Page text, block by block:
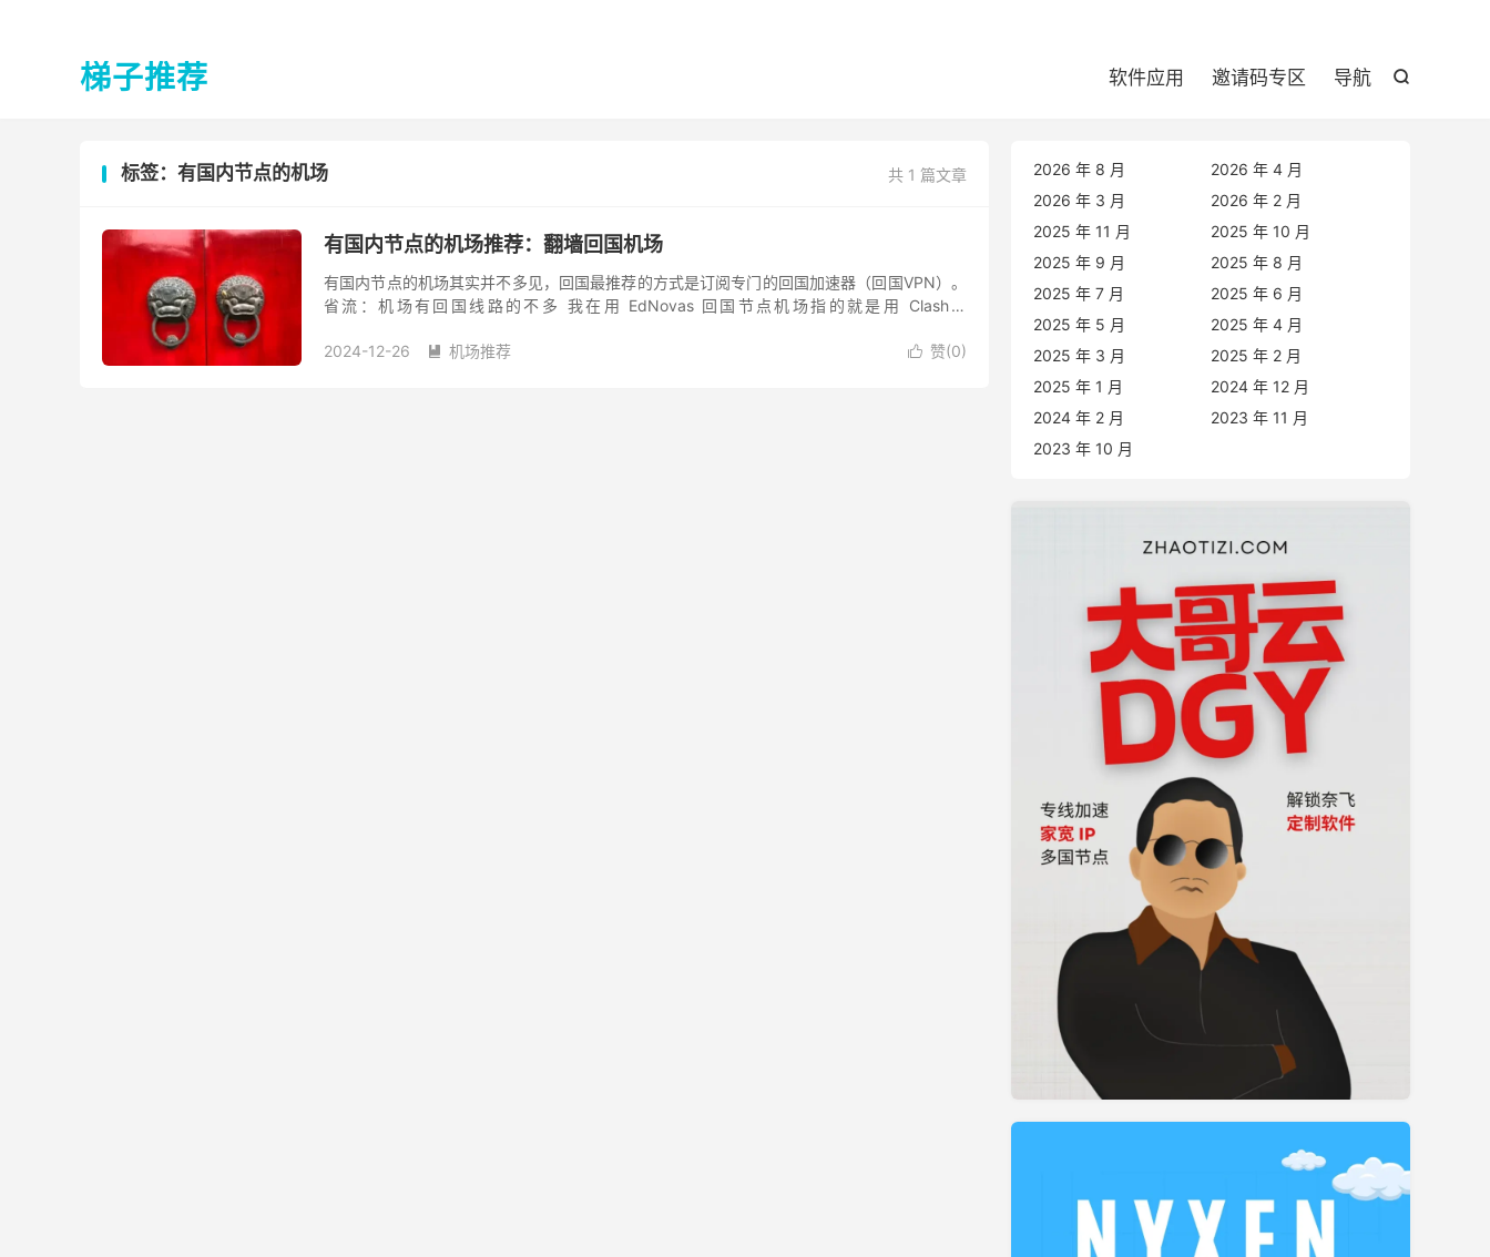
梯子推荐 
软件应用 邀请码专区 导航
共 1 篇文章
标签：有国内节点的机场
有国内节点的机场推荐：翻墙回国机场
有国内节点的机场其实并不多见，回国最推荐的方式是订阅专门的回国加速器（回国VPN）。
省流：机场有回国线路的不多 我在用 EdNovas 回国节点机场指的就是用 Clash、
 赞(0)
2024-12-26  机场推荐
2026 年 8 月
2026 年 4 月
2026 年 3 月
2026 年 2 月
2025 年 11 月
2025 年 10 月
2025 年 9 月
2025 年 8 月
2025 年 7 月
2025 年 6 月
2025 年 5 月
2025 年 4 月
2025 年 3 月
2025 年 2 月
2025 年 1 月
2024 年 12 月
2024 年 2 月
2023 年 11 月
2023 年 10 月